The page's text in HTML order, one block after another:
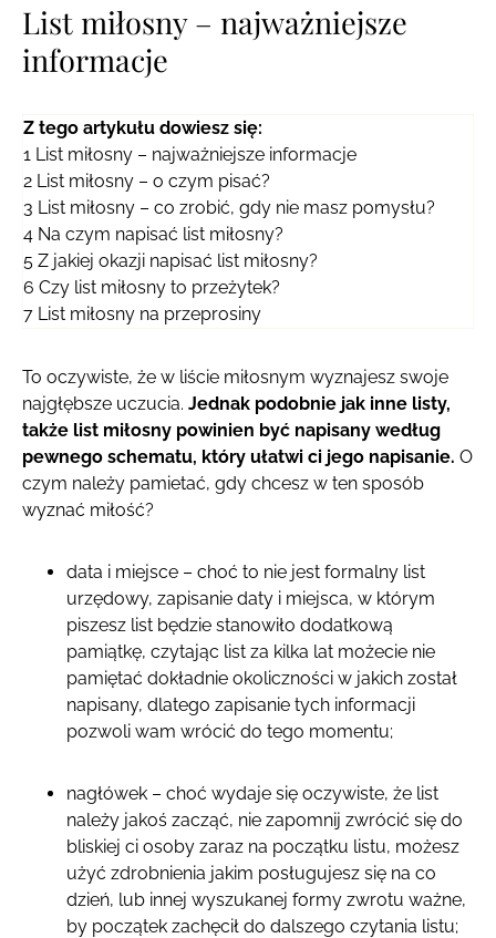
List miłosny – najważniejsze
informacje
Z tego artykułu dowiesz się:
1 List miłosny – najważniejsze informacje
2 List miłosny – o czym pisać?
3 List miłosny – co zrobić, gdy nie masz pomysłu?
4 Na czym napisać list miłosny?
5 Z jakiej okazji napisać list miłosny?
6 Czy list miłosny to przeżytek?
7 List miłosny na przeprosiny
To oczywiste, że w liście miłosnym wyznajesz swoje
najgłębsze uczucia. Jednak podobnie jak inne listy,
także list miłosny powinien być napisany według
pewnego schematu, który ułatwi ci jego napisanie. O
czym należy pamietać, gdy chcesz w ten sposób
wyznać miłość?
data i miejsce – choć to nie jest formalny list
urzędowy, zapisanie daty i miejsca, w którym
piszesz list będzie stanowiło dodatkową
pamiątkę, czytając list za kilka lat możecie nie
pamiętać dokładnie okoliczności w jakich został
napisany, dlatego zapisanie tych informacji
pozwoli wam wrócić do tego momentu;
nagłówek – choć wydaje się oczywiste, że list
należy jakoś zacząć, nie zapomnij zwrócić się do
bliskiej ci osoby zaraz na początku listu, możesz
użyć zdrobnienia jakim posługujesz się na co
dzień, lub innej wyszukanej formy zwrotu ważne,
by początek zachęcił do dalszego czytania listu;